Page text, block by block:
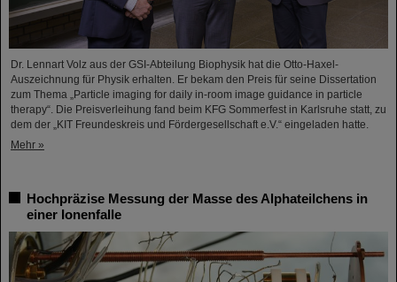
Dr. Lennart Volz aus der GSI-Abteilung Biophysik hat die Otto-Haxel-
Auszeichnung für Physik erhalten. Er bekam den Preis für seine Dissertation
zum Thema „Particle imaging for daily in-room image guidance in particle
therapy“. Die Preisverleihung fand beim KFG Sommerfest in Karlsruhe statt, zu
dem der „KIT Freundeskreis und Fördergesellschaft e.V.“ eingeladen hatte.
Mehr »
Hochpräzise Messung der Masse des Alphateilchens in
einer Ionenfalle